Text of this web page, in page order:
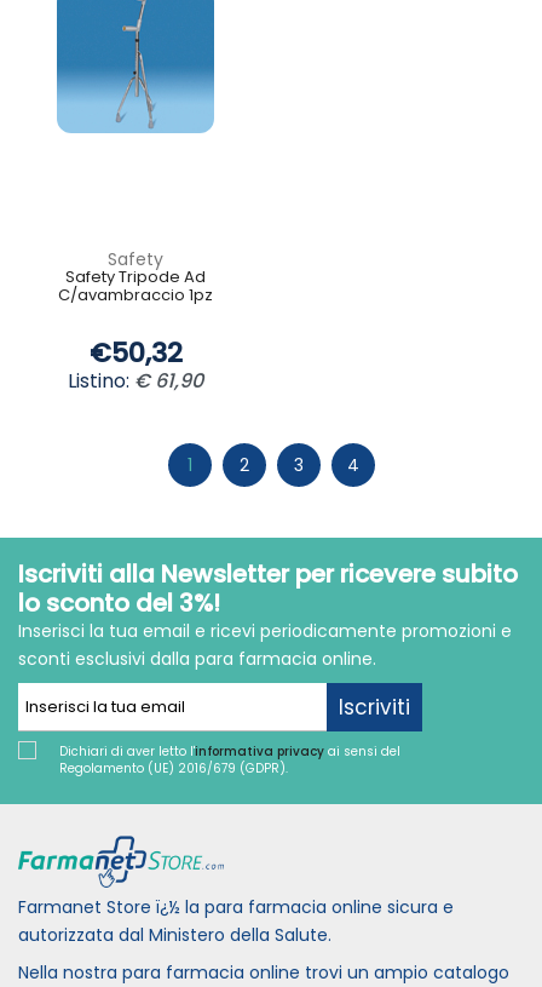
Safety
Safety Tripode Ad
C/avambraccio 1pz
€50,32
Listino: € 61,90
1 2 3 4
Iscriviti alla Newsletter per ricevere subito
lo sconto del 3%!
Inserisci la tua email e ricevi periodicamente promozioni e
sconti esclusivi dalla para farmacia online.
Iscriviti
Dichiari di aver letto l'informativa privacy ai sensi del
Regolamento (UE) 2016/679 (GDPR).
Farmanet Store ï¿½ la para farmacia online sicura e
autorizzata dal Ministero della Salute.
Nella nostra para farmacia online trovi un ampio catalogo